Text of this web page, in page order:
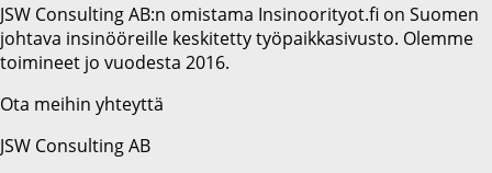
JSW Consulting AB:n omistama Insinoorityot.fi on Suomen
johtava insinööreille keskitetty työpaikkasivusto. Olemme
toimineet jo vuodesta 2016.
Ota meihin yhteyttä
JSW Consulting AB